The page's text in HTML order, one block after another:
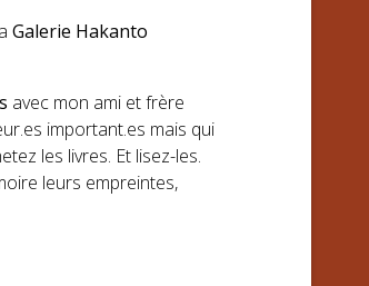
Galerie Hakanto
avec mon ami et frère
important.es mais qui
les livres. Et lisez-les.
leurs empreintes,